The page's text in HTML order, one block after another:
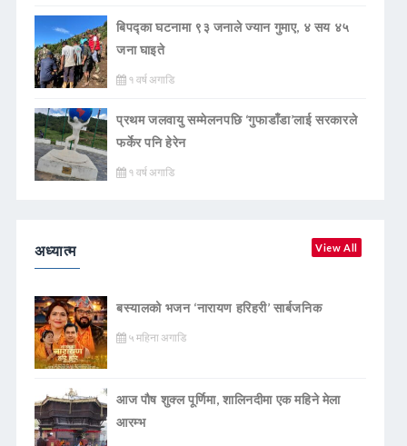
बिपद्का घटनामा ९३ जनाले ज्यान गुमाए, ४ सय ४५
जना घाइते
१ वर्ष अगाडि
प्रथम जलवायु सम्मेलनपछि ‘गुफाडाँडा’लाई सरकारले
फर्केर पनि हेरेन
१ वर्ष अगाडि
अध्यात्म View All
बस्यालको भजन ‘नारायण हरिहरी’ सार्बजनिक
५ महिना अगाडि
आज पौष शुक्ल पूर्णिमा, शालिनदीमा एक महिने मेला
आरम्भ